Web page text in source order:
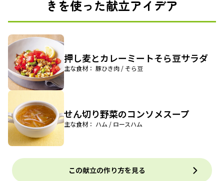
きを使った献立アイデア
押し麦とカレーミートそら豆サラダ
主な食材： 豚ひき肉 / そら豆
せん切り野菜のコンソメスープ
主な食材： ハム / ロースハム
この献立の作り方を見る